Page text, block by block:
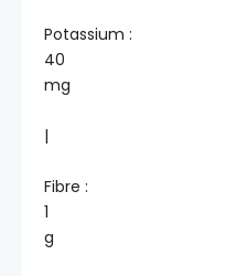
Potassium :
40
mg
|
Fibre :
1
g